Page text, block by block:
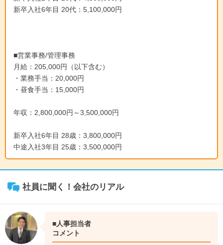
への提案力も身につきます。
↓
だきます。
営業事務
当社の事務職は2つありますが、中でも営業事務は一般のお客
主な業務は電話応対、来客応対、となり
住宅を購入されたいお客様、売却をされたいお客様、リフォー
ムされたいお客様等相談内容は様々ですが、営業スタッフにス
ムーズに接客できるよう、お客様の節目となる窓口として活躍
していただきます。
余裕がある時間は、他の事務員と協力してデータの入力作業も
新卒入社6年目 20代：5,100,000円
■営業事務/管理事務
月給：205,000円（以下含む）
・業務手当：20,000円
・昼食手当：15,000円
年収：2,800,000円～3,500,000円
新卒入社6年目 28歳：3,800,000円
中途入社3年目 25歳：3,500,000円
社員に聞く！会社のリアル
■人事担当者
コメント